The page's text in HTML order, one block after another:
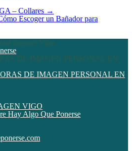
– Collares →
Escoger un Bañador para
shopper Vigo
DE IMAGEN PERSONAL EN
VIGO
Hay Algo Que Ponerse